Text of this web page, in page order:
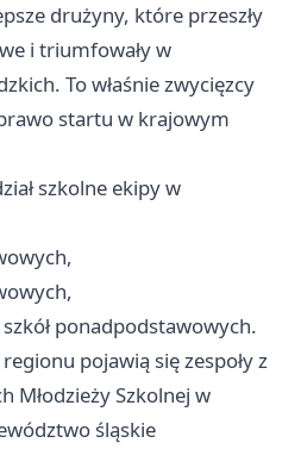
drużyny, które przeszły
i triumfowały w
To właśnie zwycięzcy
startu w krajowym
szkolne ekipy w
ponadpodstawowych.
pojawią się zespoły z
Szkolnej w
śląskie